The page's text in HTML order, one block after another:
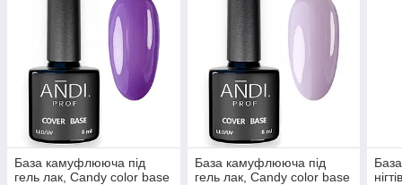
База камуфлююча під
гель лак, Candy color base
База камуфлююча під
гель лак, Candy color base